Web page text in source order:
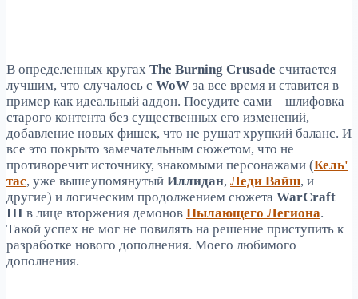
В определенных кругах The Burning Crusade считается
лучшим, что случалось с WoW за все время и ставится в
пример как идеальный аддон. Посудите сами – шлифовка
старого контента без существенных его изменений,
добавление новых фишек, что не рушат хрупкий баланс. И
все это покрыто замечательным сюжетом, что не
противоречит источнику, знакомыми персонажами (Кель'
тас, уже вышеупомянутый Иллидан, Леди Вайш, и
другие) и логическим продолжением сюжета WarCraft
III в лице вторжения демонов Пылающего Легиона.
Такой успех не мог не повилять на решение приступить к
разработке нового дополнения. Моего любимого
дополнения.